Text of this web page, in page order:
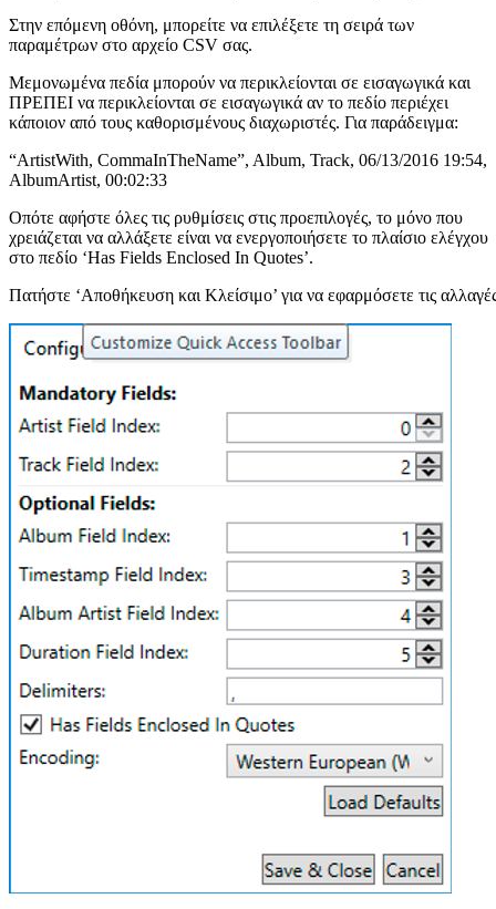
Στην επόμενη οθόνη, μπορείτε να επιλέξετε τη σειρά των
παραμέτρων στο αρχείο CSV σας.
Μεμονωμένα πεδία μπορούν να περικλείονται σε εισαγωγικά και
ΠΡΕΠΕΙ να περικλείονται σε εισαγωγικά αν το πεδίο περιέχει
κάποιον από τους καθορισμένους διαχωριστές. Για παράδειγμα:
“ArtistWith, CommaInTheName”, Album, Track, 06/13/2016 19:54,
AlbumArtist, 00:02:33
Οπότε αφήστε όλες τις ρυθμίσεις στις προεπιλογές, το μόνο που
χρειάζεται να αλλάξετε είναι να ενεργοποιήσετε το πλαίσιο ελέγχου
στο πεδίο ‘Has Fields Enclosed In Quotes’.
Πατήστε ‘Αποθήκευση και Κλείσιμο’ για να εφαρμόσετε τις